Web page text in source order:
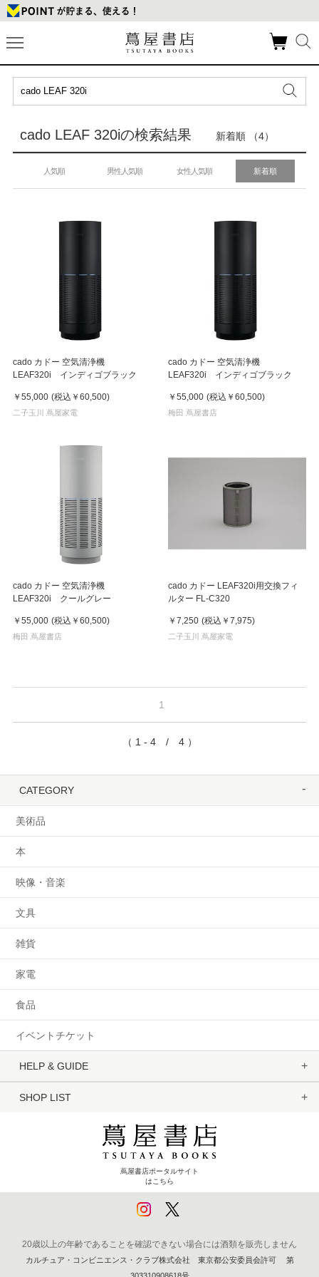
cado LEAF 320iの検索結果 新着順 （4）
人気順 男性人気順 女性人気順 新着順
cado カドー 空気清浄機
LEAF320i インディゴブラック
￥55,000 (税込 ￥60,500)
二子玉川 蔦屋家電
cado カドー 空気清浄機
LEAF320i インディゴブラック
￥55,000 (税込 ￥60,500)
梅田 蔦屋書店
cado カドー 空気清浄機
LEAF320i クールグレー
￥55,000 (税込 ￥60,500)
梅田 蔦屋書店
cado カドー LEAF320i用交換フィ
ルター FL-C320
￥7,250 (税込 ￥7,975)
二子玉川 蔦屋家電
1
（ 1 - 4 / 4 ）
CATEGORY
美術品
本
映像・音楽
文具
雑貨
家電
食品
イベントチケット
HELP & GUIDE
SHOP LIST
蔦屋書店ポータルサイト
はこちら
20歳以上の年齢であることを確認できない場合には酒類を販売しません
カルチュア・コンビニエンス・クラブ株式会社 東京都公安委員会許可 第
303310908618号